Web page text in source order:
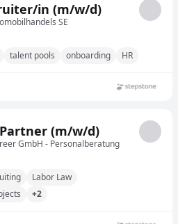
in (m/w/d)
SE
talent pools onboarding HR
(m/w/d)
GmbH - Personalberatung
Labor Law
+2